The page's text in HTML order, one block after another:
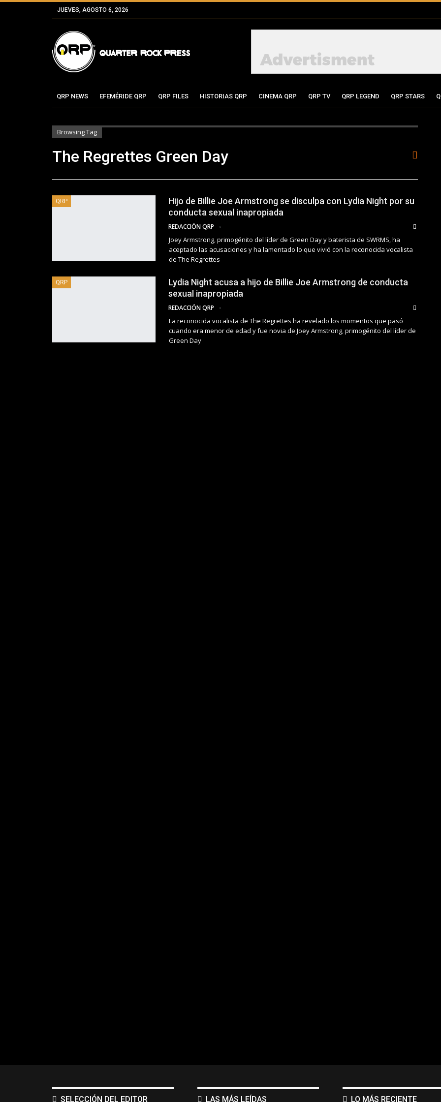
JUEVES, AGOSTO 6, 2026
QRP NEWS EFEMÉRIDE QRP QRP FILES HISTORIAS QRP CINEMA QRP QRP TV QRP LEGEND QRP STARS
Browsing Tag
The Regrettes Green Day
QRP
Hijo de Billie Joe Armstrong se disculpa con Lydia Night por su
conducta sexual inapropiada
REDACCIÓN QRP
Joey Armstrong, primogénito del líder de Green Day y baterista de SWRMS, ha
aceptado las acusaciones y ha lamentado lo que vivió con la reconocida vocalista
de The Regrettes
QRP
Lydia Night acusa a hijo de Billie Joe Armstrong de conducta
sexual inapropiada
REDACCIÓN QRP
La reconocida vocalista de The Regrettes ha revelado los momentos que pasó
cuando era menor de edad y fue novia de Joey Armstrong, primogénito del líder de
Green Day
SELECCIÓN DEL EDITOR LAS MÁS LEÍDAS LO MÁS RECIENTE